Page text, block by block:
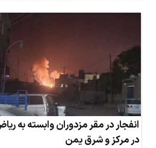
انفجار در مقر مزدوران وابسته به
در مرکز و شرق یمن